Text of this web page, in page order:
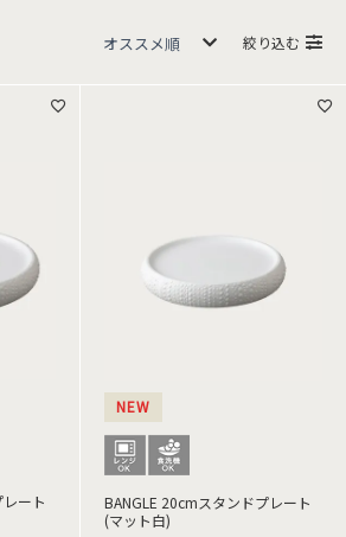
絞り込む
ート
NEW
BANGLE 20cmスタンドプレート
(マット白)